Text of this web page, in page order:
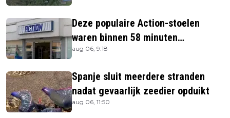
Deze populaire Action-stoelen
waren binnen 58 minuten
uitverkocht zijn vandaag weer te
aug 06, 9:18
Spanje sluit meerdere stranden
nadat gevaarlijk zeedier opduikt
aug 06, 11:50